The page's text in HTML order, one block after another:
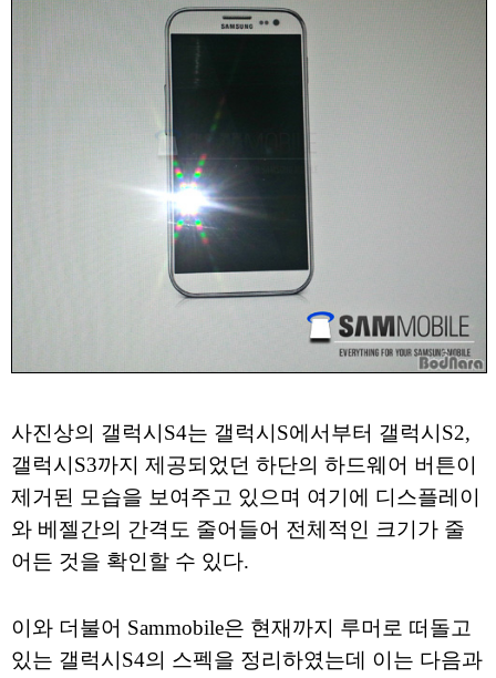
사진상의 갤럭시S4는 갤럭시S에서부터 갤럭시S2,
갤럭시S3까지 제공되었던 하단의 하드웨어 버튼이
제거된 모습을 보여주고 있으며 여기에 디스플레이
와 베젤간의 간격도 줄어들어 전체적인 크기가 줄
어든 것을 확인할 수 있다.
이와 더불어 Sammobile은 현재까지 루머로 떠돌고
있는 갤럭시S4의 스펙을 정리하였는데 이는 다음과